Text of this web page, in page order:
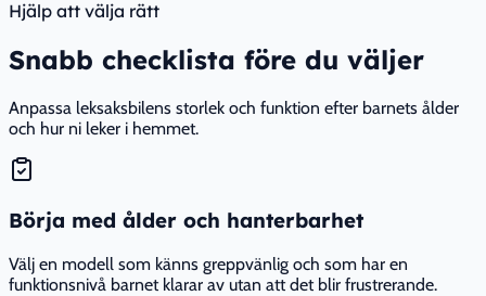
Hjälp att välja rätt
Snabb checklista före du väljer
Anpassa leksaksbilens storlek och funktion efter barnets ålder
och hur ni leker i hemmet.
Börja med ålder och hanterbarhet
Välj en modell som känns greppvänlig och som har en
funktionsnivå barnet klarar av utan att det blir frustrerande.